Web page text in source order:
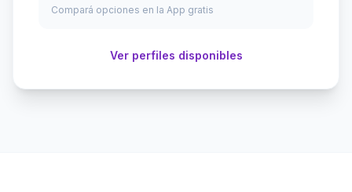
Compará opciones en la App gratis
Ver perfiles disponibles